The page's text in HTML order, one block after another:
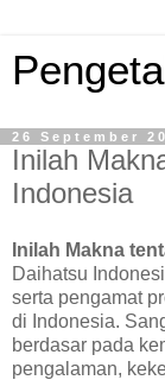
26 September
Inilah
Indonesia
Inilah Makna
Daihatsu
serta pengamat
di Indonesia.
berdasar pada
pengalaman,